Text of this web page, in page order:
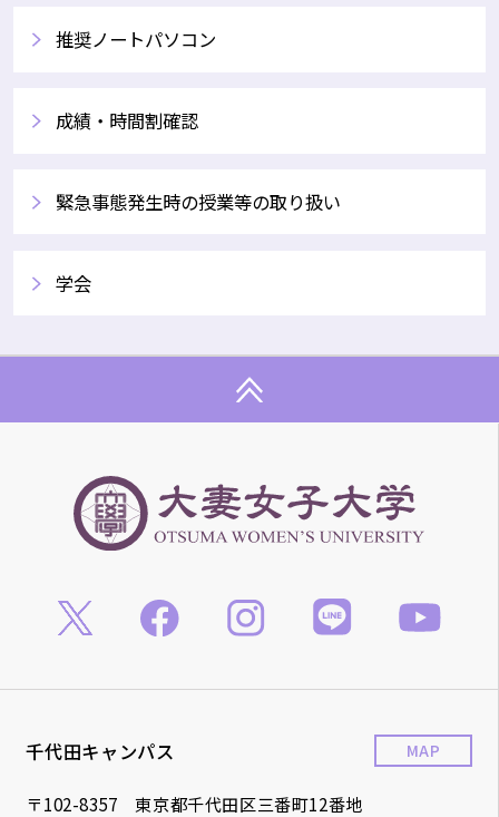
推奨ノートパソコン
成績・時間割確認
緊急事態発生時の授業等の取り扱い
学会
千代田キャンパス
〒102-8357 東京都千代田区三番町12番地
MAP